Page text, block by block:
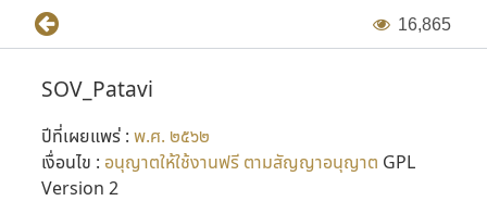
16,865
SOV_Patavi
ปีที่เผยแพร่ : พ.ศ. ๒๕๖๒
เงื่อนไข : อนุญาตให้ใช้งานฟรี ตามสัญญาอนุญาต GPL
Version 2